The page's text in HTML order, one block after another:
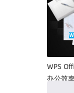
WPS
办公效